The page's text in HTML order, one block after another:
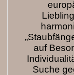
auf
Suche